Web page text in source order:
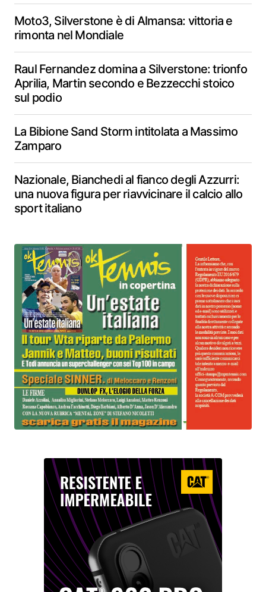
Moto3, Silverstone è di Almansa: vittoria e
rimonta nel Mondiale
Raul Fernandez domina a Silverstone: trionfo
Aprilia, Martin secondo e Bezzecchi stoico
sul podio
La Bibione Sand Storm intitolata a Massimo
Zamparo
Nazionale, Bianchedi al fianco degli Azzurri:
una nuova figura per riavvicinare il calcio allo
sport italiano